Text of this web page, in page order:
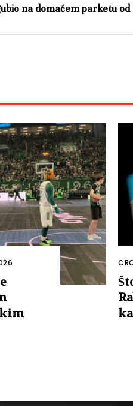
na domaćem parketu